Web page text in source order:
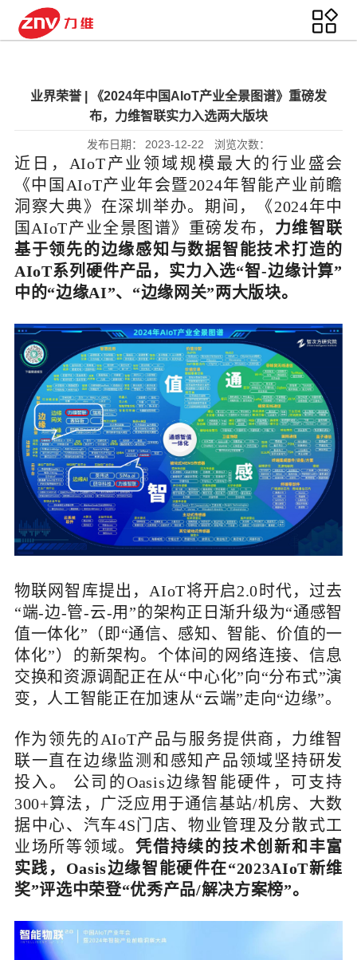
业界荣誉 | 《2024年中国AIoT产业全景图谱》重磅发
布，力维智联实力入选两大版块
发布日期： 2023-12-22 浏览次数：
近日，AIoT产业领域规模最大的行业盛会
《中国AIoT产业年会暨2024年智能产业前瞻
洞察大典》在深圳举办。期间，《2024年中
国AIoT产业全景图谱》重磅发布， 力维智联
基于领先的边缘感知与数据智能技术打造的
AIoT系列硬件产品，实力入选“智-边缘计算”
中的“边缘AI”、“边缘网关”两大版块。
物联网智库提出，AIoT将开启2.0时代，过去
“端-边-管-云-用”的架构正日渐升级为“通感智
值一体化”（即“通信、感知、智能、价值的一
体化”）的新架构。个体间的网络连接、信息
交换和资源调配正在从“中心化”向“分布式”演
变，人工智能正在加速从“云端”走向“边缘”。
作为领先的AIoT产品与服务提供商，力维智
联一直在边缘监测和感知产品领域坚持研发
投入。 公司的Oasis边缘智能硬件，可支持
300+算法，广泛应用于通信基站/机房、大数
据中心、汽车4S门店、物业管理及分散式工
业场所等领域。凭借持续的技术创新和 丰富
实践， Oasis边缘智能硬件在“2023AIoT新维
奖”评选中荣登“优秀产品/解决方案榜”。